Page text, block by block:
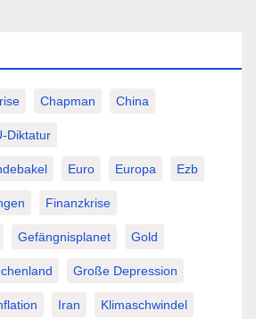
Chapman China
Diktatur
Euro Europa Ezb
Finanzkrise
Gefängnisplanet Gold
Große Depression
Iran Klimaschwindel